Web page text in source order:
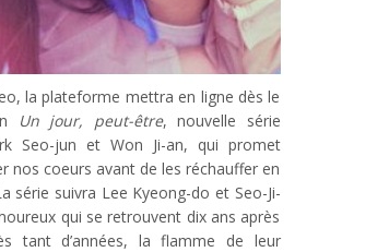
la plateforme mettra en ligne dès le
Un jour, peut-être, nouvelle série
Seo-jun et Won Ji-an, qui promet
nos coeurs avant de les réchauffer en
série suivra Lee Kyeong-do et Seo-Ji-
qui se retrouvent dix ans après
tant d’années, la flamme de leur